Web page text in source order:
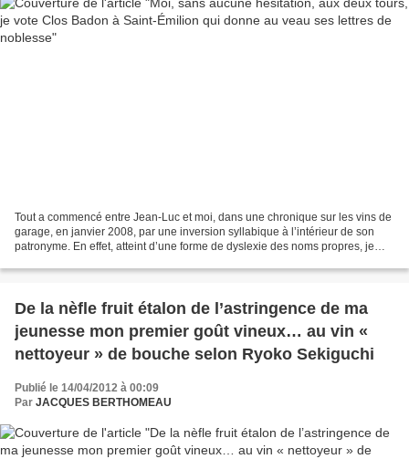
Tout a commencé entre Jean-Luc et moi, dans une chronique sur les vins de
garage, en janvier 2008, par une inversion syllabique à l’intérieur de son
patronyme. En effet, atteint d’une forme de dyslexie des noms propres, je
De la nèfle fruit étalon de l’astringence de ma
jeunesse mon premier goût vineux… au vin «
nettoyeur » de bouche selon Ryoko Sekiguchi
Publié le 14/04/2012 à 00:09
Par JACQUES BERTHOMEAU